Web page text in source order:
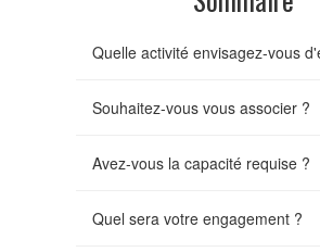
Quelle activité envisagez-vous
Souhaitez-vous vous associer ?
Avez-vous la capacité requise ?
Quel sera votre engagement ?